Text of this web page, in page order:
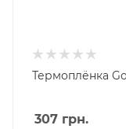
Термоплёнка
307 грн.